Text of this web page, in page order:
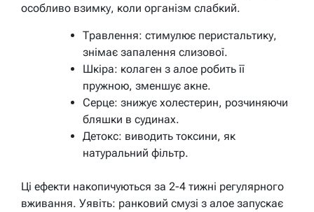
особливо взимку, коли організм слабкий.
Травлення: стимулює перистальтику,
знімає запалення слизової.
Шкіра: колаген з алое робить її
пружною, зменшує акне.
Серце: знижує холестерин, розчиняючи
бляшки в судинах.
Детокс: виводить токсини, як
натуральний фільтр.
Ці ефекти накопичуються за 2-4 тижні регулярного
вживання. Уявіть: ранковий смузі з алое запускає